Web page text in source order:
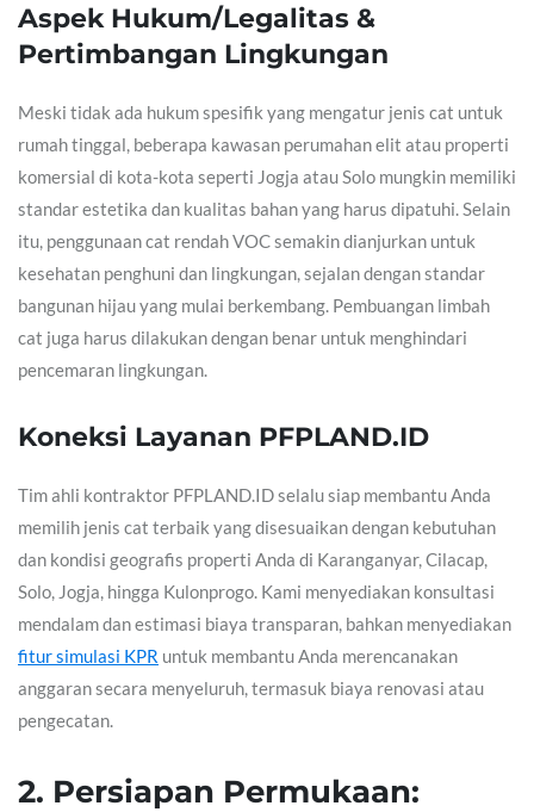
Aspek Hukum/Legalitas &
Pertimbangan Lingkungan
Meski tidak ada hukum spesifik yang mengatur jenis cat untuk
rumah tinggal, beberapa kawasan perumahan elit atau properti
komersial di kota-kota seperti Jogja atau Solo mungkin memiliki
standar estetika dan kualitas bahan yang harus dipatuhi. Selain
itu, penggunaan cat rendah VOC semakin dianjurkan untuk
kesehatan penghuni dan lingkungan, sejalan dengan standar
bangunan hijau yang mulai berkembang. Pembuangan limbah
cat juga harus dilakukan dengan benar untuk menghindari
pencemaran lingkungan.
Koneksi Layanan PFPLAND.ID
Tim ahli kontraktor PFPLAND.ID selalu siap membantu Anda
memilih jenis cat terbaik yang disesuaikan dengan kebutuhan
dan kondisi geografis properti Anda di Karanganyar, Cilacap,
Solo, Jogja, hingga Kulonprogo. Kami menyediakan konsultasi
mendalam dan estimasi biaya transparan, bahkan menyediakan
fitur simulasi KPR untuk membantu Anda merencanakan
anggaran secara menyeluruh, termasuk biaya renovasi atau
pengecatan.
2. Persiapan Permukaan: